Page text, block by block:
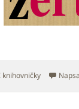
knihovničky